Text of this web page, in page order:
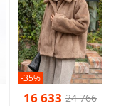
-35%
16 633 24 766